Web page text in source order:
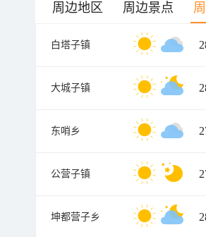
周边地区 周边景点
白塔子镇
大城子镇
东哨乡
公营子镇
坤都营子乡